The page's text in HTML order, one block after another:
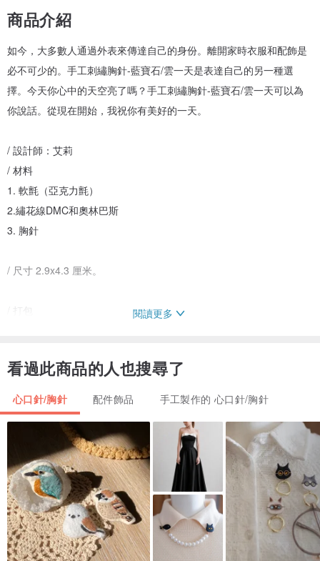
商品介紹
如今，大多數人通過外表來傳達自己的身份。離開家時衣服和配飾是
必不可少的。手工刺繡胸針-藍寶石/雲一天是表達自己的另一種選
擇。今天你心中的天空亮了嗎？手工刺繡胸針-藍寶石/雲一天可以為
你說話。從現在開始，我祝你有美好的一天。
/ 設計師：艾莉
/ 材料
1. 軟氈（亞克力氈）
2.繡花線DMC和奧林巴斯
3. 胸針
/ 尺寸 2.9x4.3 厘米。
/ 維護
1. 避免入水。防止發霉
2. 小心處理防止線膨脹
1. 由於這是定做商品，並且是 100% 手工製作，因此製作需要時間。
特別的所以每一塊都略有不同。
2.收到訂單時我們會盡快生產。如果您有任何問題，請隨時通過收件
箱與我們聯繫。我們會盡快回复您。
3.所有國外訂單除了泰國當產品到達目的地國家時買家必須自己追踪
閱讀更多
看過此商品的人也搜尋了
心口針/胸針 配件飾品 手工製作的 心口針/胸針